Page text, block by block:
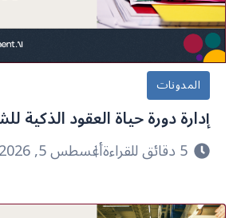
المدونات
إدارة دورة حياة العقود الذكية
5 دقائق للقراءة أغسطس 5, 2026